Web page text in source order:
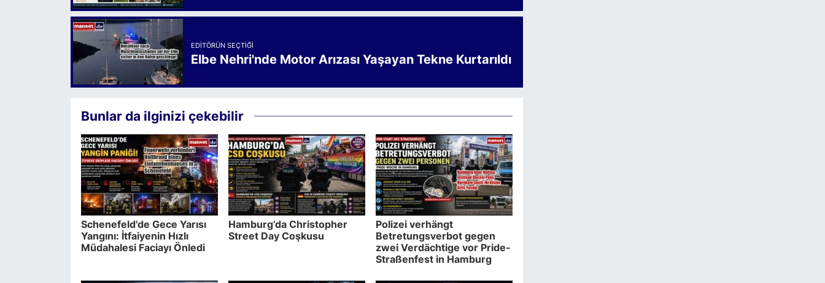
EDITÖRÜN SEÇTIĞI
Elbe Nehri'nde Motor Arızası Yaşayan Tekne Kurtarıldı
Bunlar da ilginizi çekebilir
Schenefeld'de Gece Yarısı
Yangını: İtfaiyenin Hızlı
Müdahalesi Faciayı Önledi
Hamburg’da Christopher
Street Day Coşkusu
Polizei verhängt
Betretungsverbot gegen
zwei Verdächtige vor Pride-
Straßenfest in Hamburg